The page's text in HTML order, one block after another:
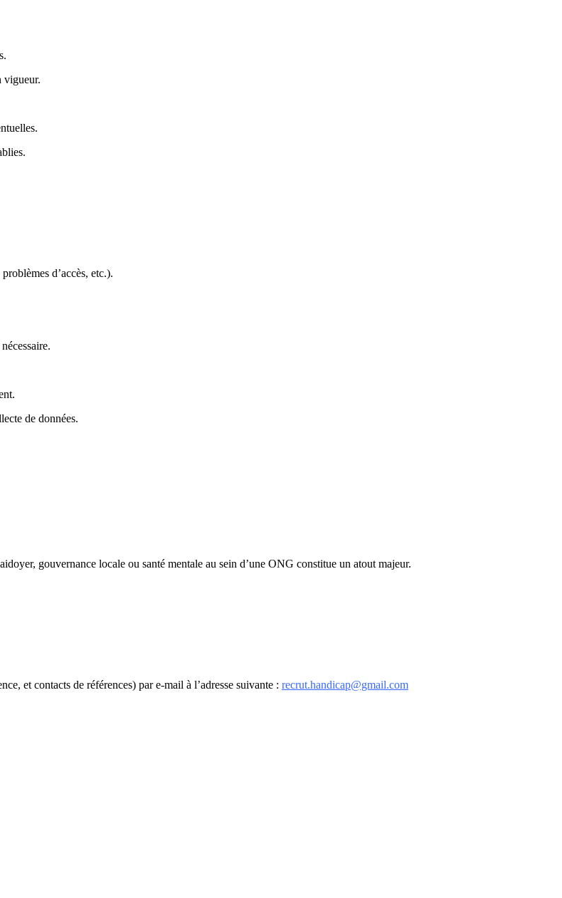
vigueur.
d’accès, etc.).
de données.
gouvernance locale ou santé mentale au sein d’une ONG constitue un atout majeur.
et contacts de références) par e-mail à l’adresse suivante : recrut.handicap@gmail.com